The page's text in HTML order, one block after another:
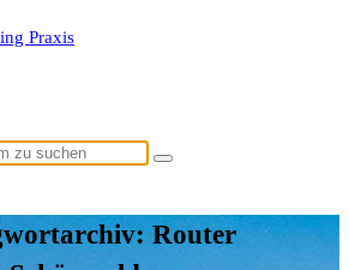
Praxis
Router